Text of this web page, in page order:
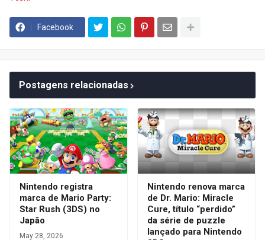
Facebook
Postagens relacionadas
Nintendo registra
marca de Mario Party:
Star Rush (3DS) no
Japão
May 28, 2026
Nintendo renova marca
de Dr. Mario: Miracle
Cure, título “perdido”
da série de puzzle
lançado para Nintendo